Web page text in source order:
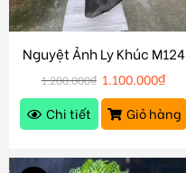
Nguyệt Ảnh Ly Khúc M124
1.200.000₫ 1.100.000₫
Chi tiết
Giỏ hàng